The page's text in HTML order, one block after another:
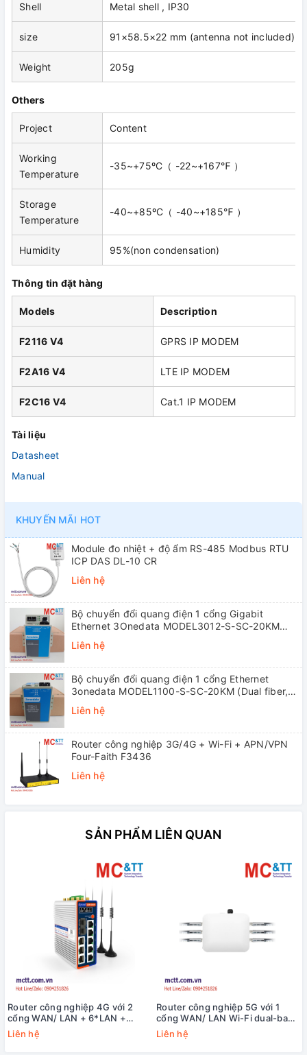
Shell Metal shell , IP30
size 91×58.5×22 mm (antenna not included)
Weight 205g
Others
Project Content
Working
Temperature
-35~+75ºC（ -22~+167℉ ）
Storage
Temperature
-40~+85ºC（ -40~+185℉ ）
Humidity 95%(non condensation)
Thông tin đặt hàng
Models Description
F2116 V4 GPRS IP MODEM
F2A16 V4 LTE IP MODEM
F2C16 V4 Cat.1 IP MODEM
Tài liệu
Datasheet
Manual
KHUYẾN MÃI HOT
Module đo nhiệt + độ ẩm RS-485 Modbus RTU
ICP DAS DL-10 CR
Liên hệ
Bộ chuyển đổi quang điện 1 cổng Gigabit
Ethernet 3Onedata MODEL3012-S-SC-20KM
Liên hệ
Bộ chuyển đổi quang điện 1 cổng Ethernet
3onedata MODEL1100-S-SC-20KM (Dual fiber,
Liên hệ
Router công nghiệp 3G/4G + Wi-Fi + APN/VPN
Four-Faith F3436
Liên hệ
SẢN PHẨM LIÊN QUAN
Router công nghiệp 4G với 2
cổng WAN/ LAN + 6*LAN +
2*SFP Wi-Fi dual-band VPN
USR-G809s
Liên hệ
Router công nghiệp 5G với 1
cổng WAN/ LAN Wi-Fi dual-band
VPN NR530X
Liên hệ